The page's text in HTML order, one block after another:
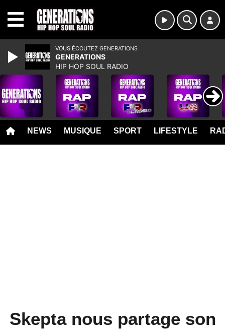
NEWS MUSIQUE SPORT LIFESTYLE
Skepta nous partage son
VOUS ÉCOUTEZ GENERATIONS
GENERATIONS
HIP HOP SOUL RADIO